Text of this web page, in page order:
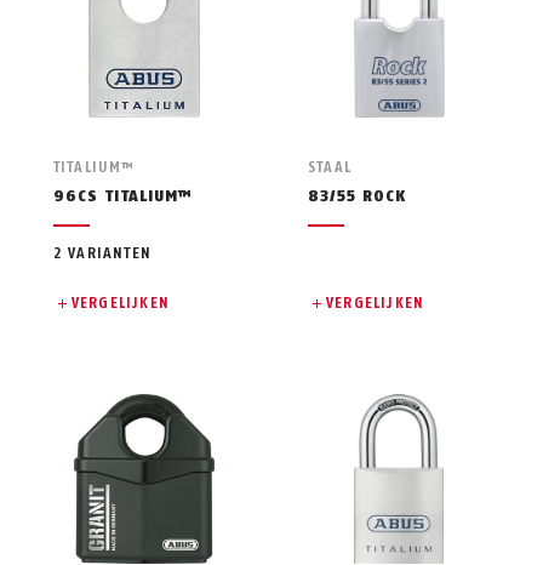
TITALIUM™
96CS TITALIUM™
2 VARIANTEN
VERGELIJKEN
STAAL
83/55 ROCK
VERGELIJKEN